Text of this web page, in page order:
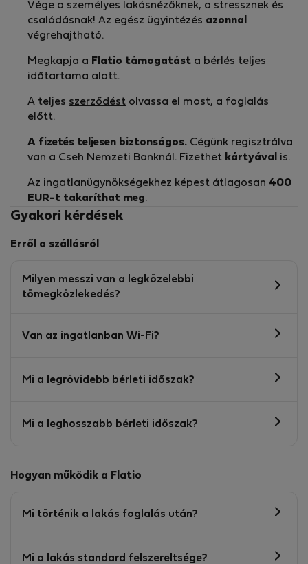
Vége a személyes lakásnézőknek, a stressznek és
csalódásnak! Az egész ügyintézés azonnal
végrehajtható.
Megkapja a Flatio támogatást a bérlés teljes
időtartama alatt.
A teljes szerződést olvassa el most, a foglalás
előtt.
A fizetés teljesen biztonságos. Cégünk regisztrálva
van a Cseh Nemzeti Banknál. Fizethet kártyával is.
Az ingatlanügynökségekhez képest átlagosan 400
EUR-t takaríthat meg.
Gyakori kérdések
Erről a szállásról
Milyen messzi van a legközelebbi
tömegközlekedés?
Van az ingatlanban Wi-Fi?
Mi a legrövidebb bérleti időszak?
Mi a leghosszabb bérleti időszak?
Hogyan működik a Flatio
Mi történik a lakás foglalás után?
Mi a lakás standard felszereltsége?